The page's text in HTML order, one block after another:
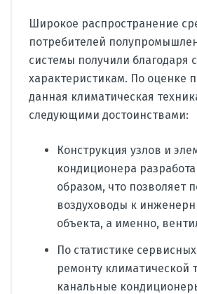
Широкое распространение
потребителей
системы получили благодаря
характеристикам. По оценке
данная климатическая
следующими достоинствами:
Конструкция узлов и
кондиционера
образом, что позволяет
воздуховоды к
объекта, а именно,
По статистике
ремонту климатической
канальные